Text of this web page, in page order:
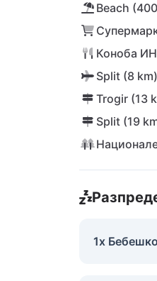
Beach
Коноба
Split (8 km)
Trogir (13
Split (19
1x